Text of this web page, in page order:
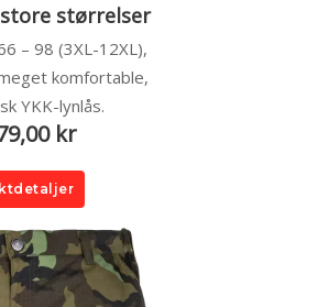
størrelser
– 98 (3XL-12XL),
komfortable,
YKK-lynlås.
kr